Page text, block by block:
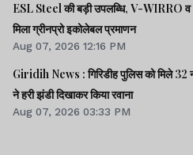
ESL Steel की बड़ी उपलब्धि, V-WIRRO
मिला ग्रीनप्रो इकोलेबल प्रमाणन
Aug 07, 2026 12:16 PM
Giridih News : गिरिडीह पुलिस को मिले 32
ने हरी झंडी दिखाकर किया रवाना
Aug 07, 2026 03:33 PM